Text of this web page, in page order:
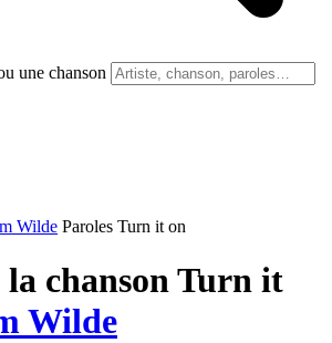
une chanson
Wilde Paroles Turn it on
la chanson Turn it
Wilde